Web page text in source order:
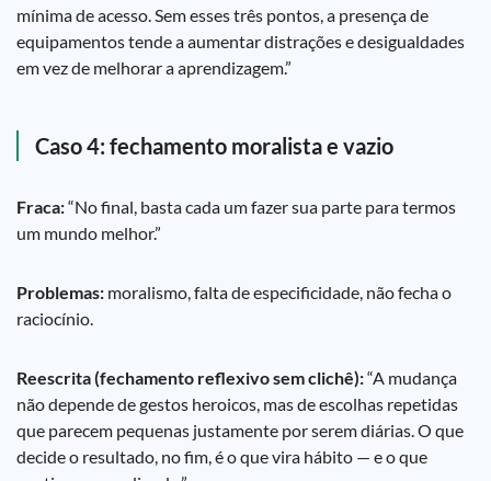
mínima de acesso. Sem esses três pontos, a presença de
equipamentos tende a aumentar distrações e desigualdades
em vez de melhorar a aprendizagem.”
Caso 4: fechamento moralista e vazio
Fraca:“No final, basta cada um fazer sua parte para termos
um mundo melhor.”
Problemas: moralismo, falta de especificidade, não fecha o
raciocínio.
Reescrita (fechamento reflexivo sem clichê):“A mudança
não depende de gestos heroicos, mas de escolhas repetidas
que parecem pequenas justamente por serem diárias. O que
decide o resultado, no fim, é o que vira hábito — e o que